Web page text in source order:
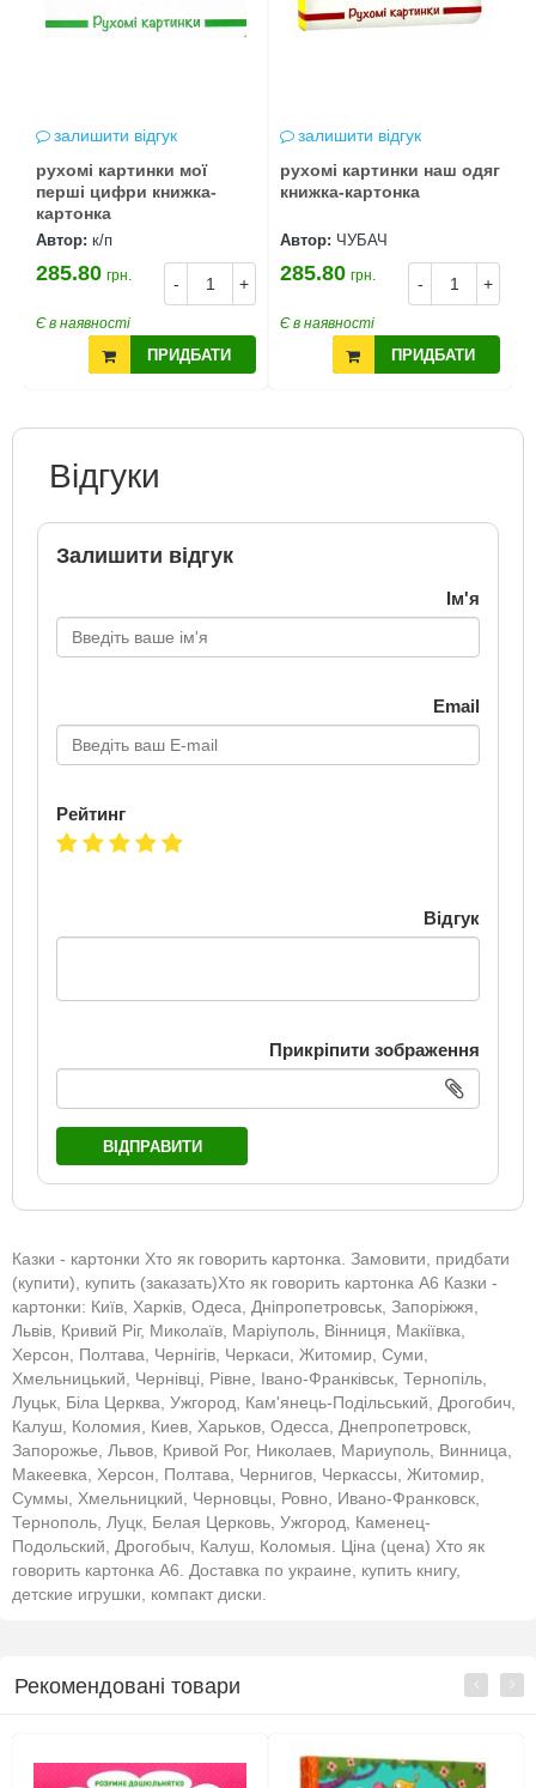
залишити відгук
рухомі картинки мої
перші цифри книжка-
картонка
Автор: к/п
- +
285.80 грн.
Є в наявності
ПРИДБАТИ
залишити відгук
рухомі картинки наш одяг
книжка-картонка
Автор: ЧУБАЧ
- +
285.80 грн.
Є в наявності
ПРИДБАТИ
Відгуки
Залишити відгук
Ім'я
Email
Рейтинг
Відгук
Прикріпити зображення
ВІДПРАВИТИ
Казки - картонки Хто як говорить картонка. Замовити, придбати
(купити), купить (заказать)Хто як говорить картонка А6 Казки -
картонки: Київ, Харків, Одеса, Дніпропетровськ, Запоріжжя,
Львів, Кривий Ріг, Миколаїв, Маріуполь, Вінниця, Макіївка,
Херсон, Полтава, Чернігів, Черкаси, Житомир, Суми,
Хмельницький, Чернівці, Рівне, Івано-Франківськ, Тернопіль,
Луцьк, Біла Церква, Ужгород, Кам'янець-Подільський, Дрогобич,
Калуш, Коломия, Киев, Харьков, Одесса, Днепропетровск,
Запорожье, Львов, Кривой Рог, Николаев, Мариуполь, Винница,
Макеевка, Херсон, Полтава, Чернигов, Черкассы, Житомир,
Суммы, Хмельницкий, Черновцы, Ровно, Ивано-Франковск,
Тернополь, Луцк, Белая Церковь, Ужгород, Каменец-
Подольский, Дрогобыч, Калуш, Коломыя. Ціна (цена) Хто як
говорить картонка А6. Доставка по украине, купить книгу,
детские игрушки, компакт диски.
Рекомендовані товари